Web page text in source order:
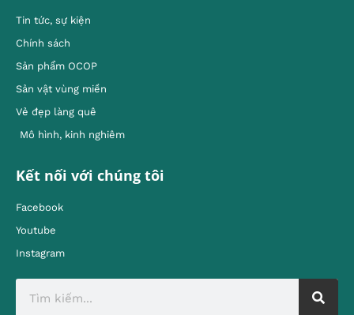
Tin tức, sự kiện
Chính sách
Sản phẩm OCOP
Sản vật vùng miền
Vẻ đẹp làng quê
Mô hình, kinh nghiêm
Kết nối với chúng tôi
Facebook
Youtube
Instagram